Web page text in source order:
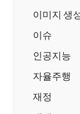
이미지 생
이슈
인공지능
자율주행
재정